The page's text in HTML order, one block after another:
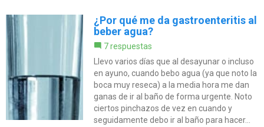
¿Por qué me da gastroenteritis al
beber agua?
7 respuestas
Llevo varios días que al desayunar o incluso
en ayuno, cuando bebo agua (ya que noto la
boca muy reseca) a la media hora me dan
ganas de ir al baño de forma urgente. Noto
ciertos pinchazos de vez en cuando y
seguidamente debo ir al baño para hacer...